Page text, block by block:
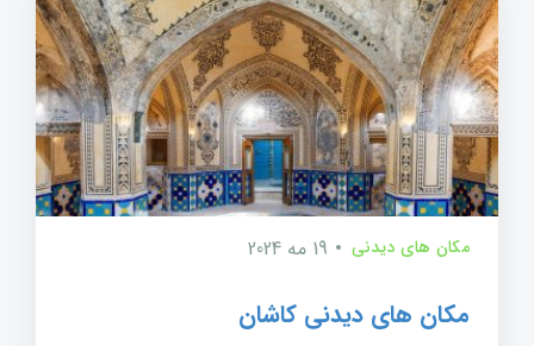
مکان های دیدنی 19 مه 2024
مکان های دیدنی کاشان